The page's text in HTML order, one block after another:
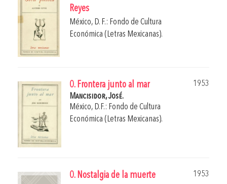
Reyes
México, D. F.: Fondo de Cultura
Económica (Letras Mexicanas).
0. Frontera junto al mar
1953
Mancisidor, José.
México, D.F.: Fondo de Cultura
Económica (Letras Mexicanas).
0. Nostalgia de la muerte
1953